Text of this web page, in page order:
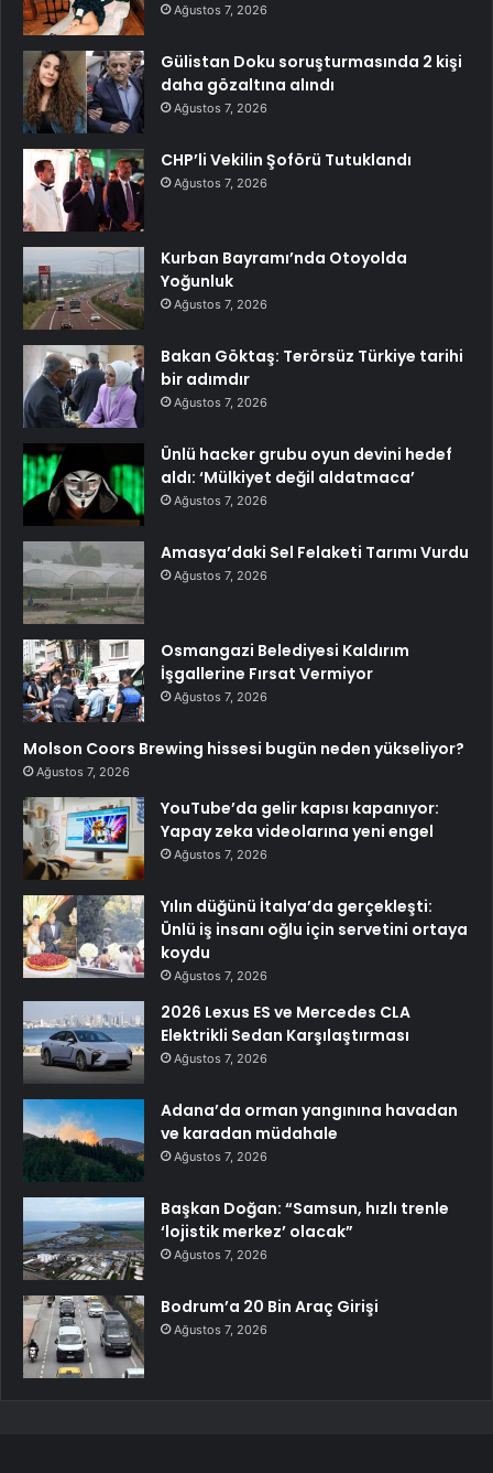
Ağustos 7, 2026
Gülistan Doku soruşturmasında 2 kişi
daha gözaltına alındı
Ağustos 7, 2026
CHP’li Vekilin Şoförü Tutuklandı
Ağustos 7, 2026
Kurban Bayramı’nda Otoyolda
Yoğunluk
Ağustos 7, 2026
Bakan Göktaş: Terörsüz Türkiye tarihi
bir adımdır
Ağustos 7, 2026
Ünlü hacker grubu oyun devini hedef
aldı: ‘Mülkiyet değil aldatmaca’
Ağustos 7, 2026
Amasya’daki Sel Felaketi Tarımı Vurdu
Ağustos 7, 2026
Osmangazi Belediyesi Kaldırım
İşgallerine Fırsat Vermiyor
Ağustos 7, 2026
Molson Coors Brewing hissesi bugün neden yükseliyor?
Ağustos 7, 2026
YouTube’da gelir kapısı kapanıyor:
Yapay zeka videolarına yeni engel
Ağustos 7, 2026
Yılın düğünü İtalya’da gerçekleşti:
Ünlü iş insanı oğlu için servetini ortaya
koydu
Ağustos 7, 2026
2026 Lexus ES ve Mercedes CLA
Elektrikli Sedan Karşılaştırması
Ağustos 7, 2026
Adana’da orman yangınına havadan
ve karadan müdahale
Ağustos 7, 2026
Başkan Doğan: “Samsun, hızlı trenle
‘lojistik merkez’ olacak”
Ağustos 7, 2026
Bodrum’a 20 Bin Araç Girişi
Ağustos 7, 2026